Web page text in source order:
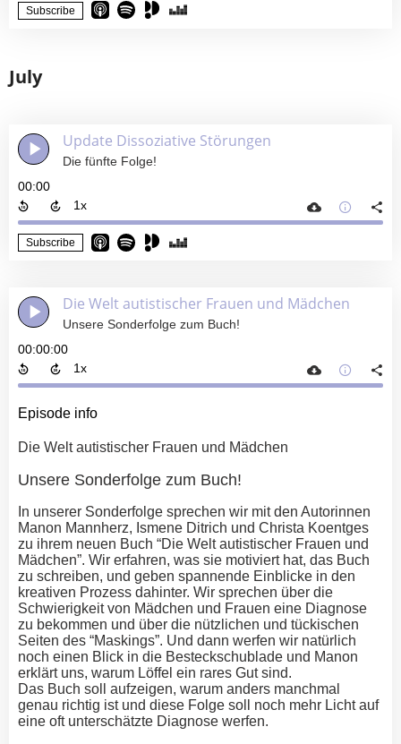
Subscribe
July
Update Dissoziative Störungen
Die fünfte Folge!
00:00
Subscribe
Die Welt autistischer Frauen und Mädchen
Unsere Sonderfolge zum Buch!
00:00:00
Episode info
Die Welt autistischer Frauen und Mädchen
Unsere Sonderfolge zum Buch!
In unserer Sonderfolge sprechen wir mit den Autorinnen
Manon Mannherz, Ismene Ditrich und Christa Koentges
zu ihrem neuen Buch “Die Welt autistischer Frauen und
Mädchen”. Wir erfahren, was sie motiviert hat, das Buch
zu schreiben, und geben spannende Einblicke in den
kreativen Prozess dahinter. Wir sprechen über die
Schwierigkeit von Mädchen und Frauen eine Diagnose
zu bekommen und über die nützlichen und tückischen
Seiten des “Maskings”. Und dann werfen wir natürlich
noch einen Blick in die Besteckschublade und Manon
erklärt uns, warum Löffel ein rares Gut sind.
Das Buch soll aufzeigen, warum anders manchmal
genau richtig ist und diese Folge soll noch mehr Licht auf
eine oft unterschätzte Diagnose werfen.